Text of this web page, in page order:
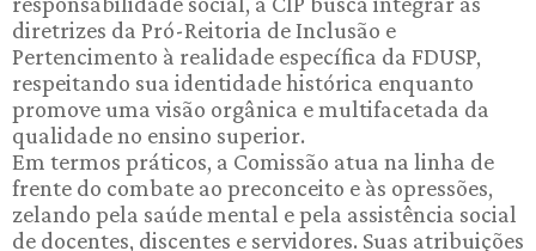
diretrizes da Pró-Reitoria de Inclusão e
Pertencimento à realidade específica da FDUSP,
respeitando sua identidade histórica enquanto
promove uma visão orgânica e multifacetada da
qualidade no ensino superior.
Em termos práticos, a Comissão atua na linha de
frente do combate ao preconceito e às opressões,
zelando pela saúde mental e pela assistência social
de docentes, discentes e servidores. Suas atribuições